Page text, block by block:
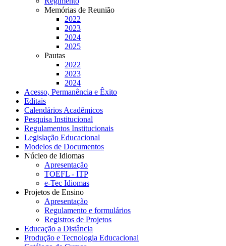
Memórias de Reunião
2022
2023
2024
2025
Pautas
2022
2023
2024
Acesso, Permanência e Êxito
Editais
Calendários Acadêmicos
Pesquisa Institucional
Regulamentos Institucionais
Legislação Educacional
Modelos de Documentos
Núcleo de Idiomas
Apresentação
TOEFL - ITP
e-Tec Idiomas
Projetos de Ensino
Apresentação
Regulamento e formulários
Registros de Projetos
Educação a Distância
Produção e Tecnologia Educacional